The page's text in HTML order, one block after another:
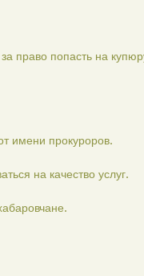
право попасть на
имени прокуроров.
на качество услуг.